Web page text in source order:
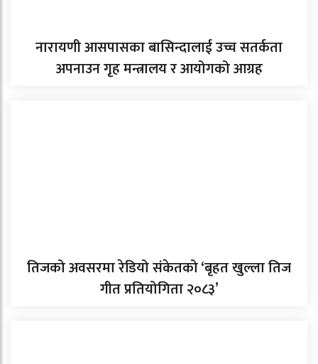
नारायणी आसपासका बासिन्दालाई उच्च सतर्कता
अपनाउन गृह मन्त्रालय र आयोगको आग्रह
तिजको अवसरमा रेडियो संकेतको ‘बृहत खुल्ला तिज
गीत प्रतियोगिता २०८३’